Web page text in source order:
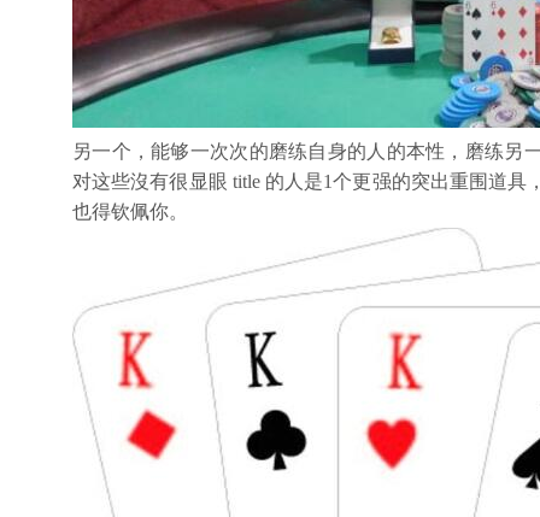
另一个，能够一次次的磨练自身的人的本性，磨练另
对这些沒有很显眼 title 的人是1个更强的突出重围道
也得钦佩你。